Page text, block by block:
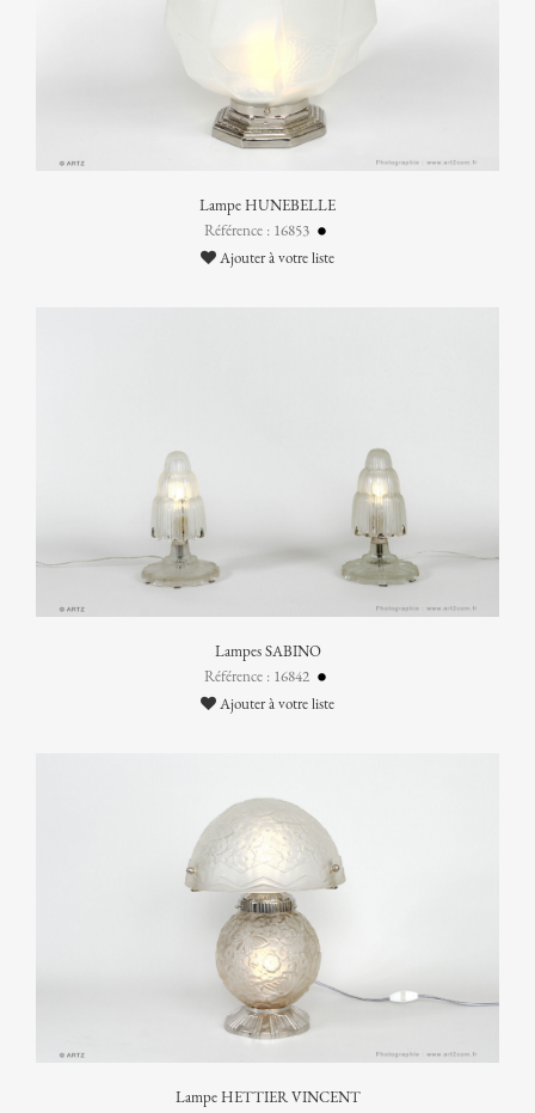
Lampe HUNEBELLE
Référence : 16853
Ajouter à votre liste
Lampes SABINO
Référence : 16842
Ajouter à votre liste
Lampe HETTIER VINCENT